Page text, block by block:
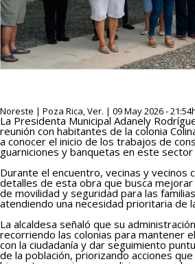
Noreste | Poza Rica, Ver. | 09 May 2026 -
La Presidenta Municipal Adanely
reunión con habitantes de la colonia
a conocer el inicio de los trabajos de
guarniciones y banquetas en este sector
Durante el encuentro, vecinas y vecinos
detalles de esta obra que busca mejorar
de movilidad y seguridad para las
atendiendo una necesidad prioritaria de
La alcaldesa señaló que su
recorriendo las colonias para mantener
con la ciudadanía y dar seguimiento
de la población, priorizando acciones